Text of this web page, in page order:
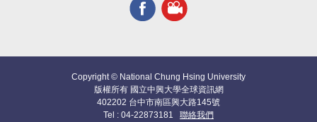
Copyright © National Chung Hsing University
版權所有 國立中興大學全球資訊網
402202 台中市南區興大路145號
Tel : 04-22873181 聯絡我們